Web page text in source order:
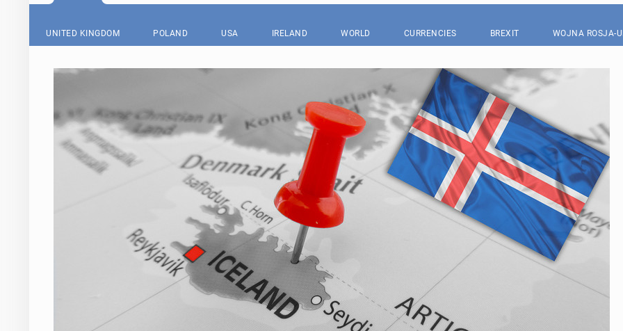
UNITED KINGDOM POLAND USA IRELAND WORLD CURRENCIES BREXIT WOJNA ROSJA-